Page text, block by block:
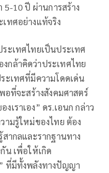
5-10 ปี ผ่านการสร้าง
ทศอย่างแท้จริง
ระเทศไทยเป็นประเทศ
กล้าคิดว่าประเทศไทย
ะเทศที่มีความโดดเด่น
อที่จะสร้างสังคมศาสตร์
เราเอง” ดร.เอนก กล่าว
ามรู้ใหม่ของไทย ต้อง
ากลและรากฐานทาง
น เพื่อให้เกิด
ที่มีทั้งพลังทางปัญญา